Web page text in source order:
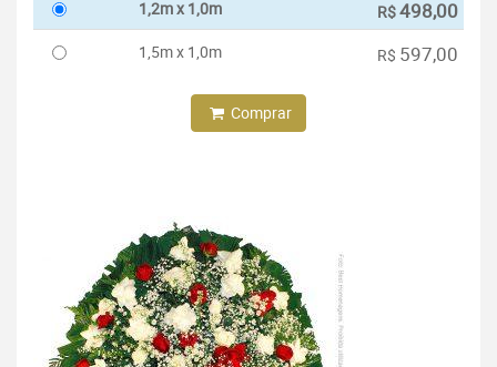
1,2m x 1,0m R$498,00
1,5m x 1,0m R$ 597,00
Comprar